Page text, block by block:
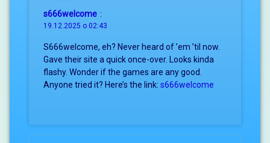
s666welcome :
19.12.2025 о 02:43
S666welcome, eh? Never heard of ’em ’til now.
Gave their site a quick once-over. Looks kinda
flashy. Wonder if the games are any good.
Anyone tried it? Here’s the link: s666welcome